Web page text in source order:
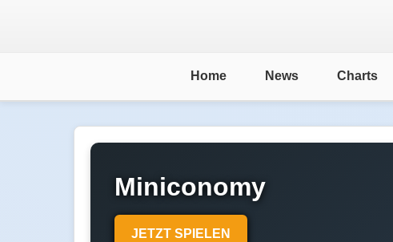
Home News Charts
Miniconomy
JETZT SPIELEN